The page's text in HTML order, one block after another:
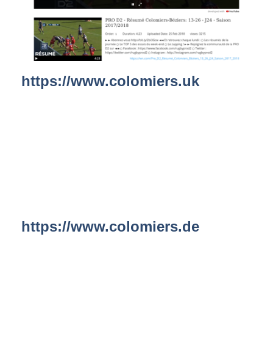
https://www.colomiers.uk
https://www.colomiers.de